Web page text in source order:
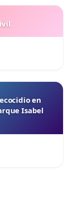
en
Isabel